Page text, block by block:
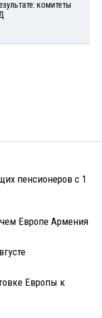
комитеты
пенсионеров с 1
Европе Армения
Европы к